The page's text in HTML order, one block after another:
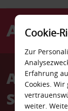
Avis
Cookie-
Zur
Erfahrung
Cookies.
weiter.